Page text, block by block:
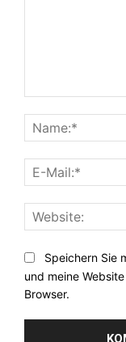
Speichern Sie
und meine
Browser.